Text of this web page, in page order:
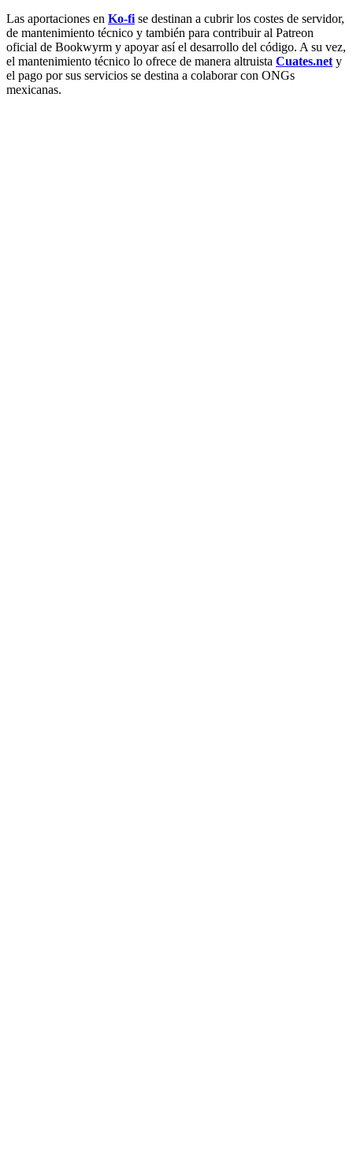
Las aportaciones en Ko-fi se destinan a cubrir los costes de servidor,
de mantenimiento técnico y también para contribuir al Patreon
oficial de Bookwyrm y apoyar así el desarrollo del código. A su vez,
el mantenimiento técnico lo ofrece de manera altruista Cuates.net y
el pago por sus servicios se destina a colaborar con ONGs
mexicanas.